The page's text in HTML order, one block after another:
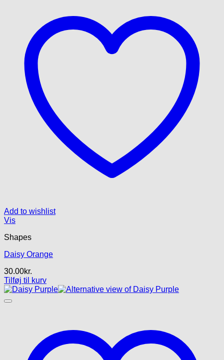
Add to wishlist
Vis
Shapes
Daisy Orange
30.00kr.
Tilføj til kurv